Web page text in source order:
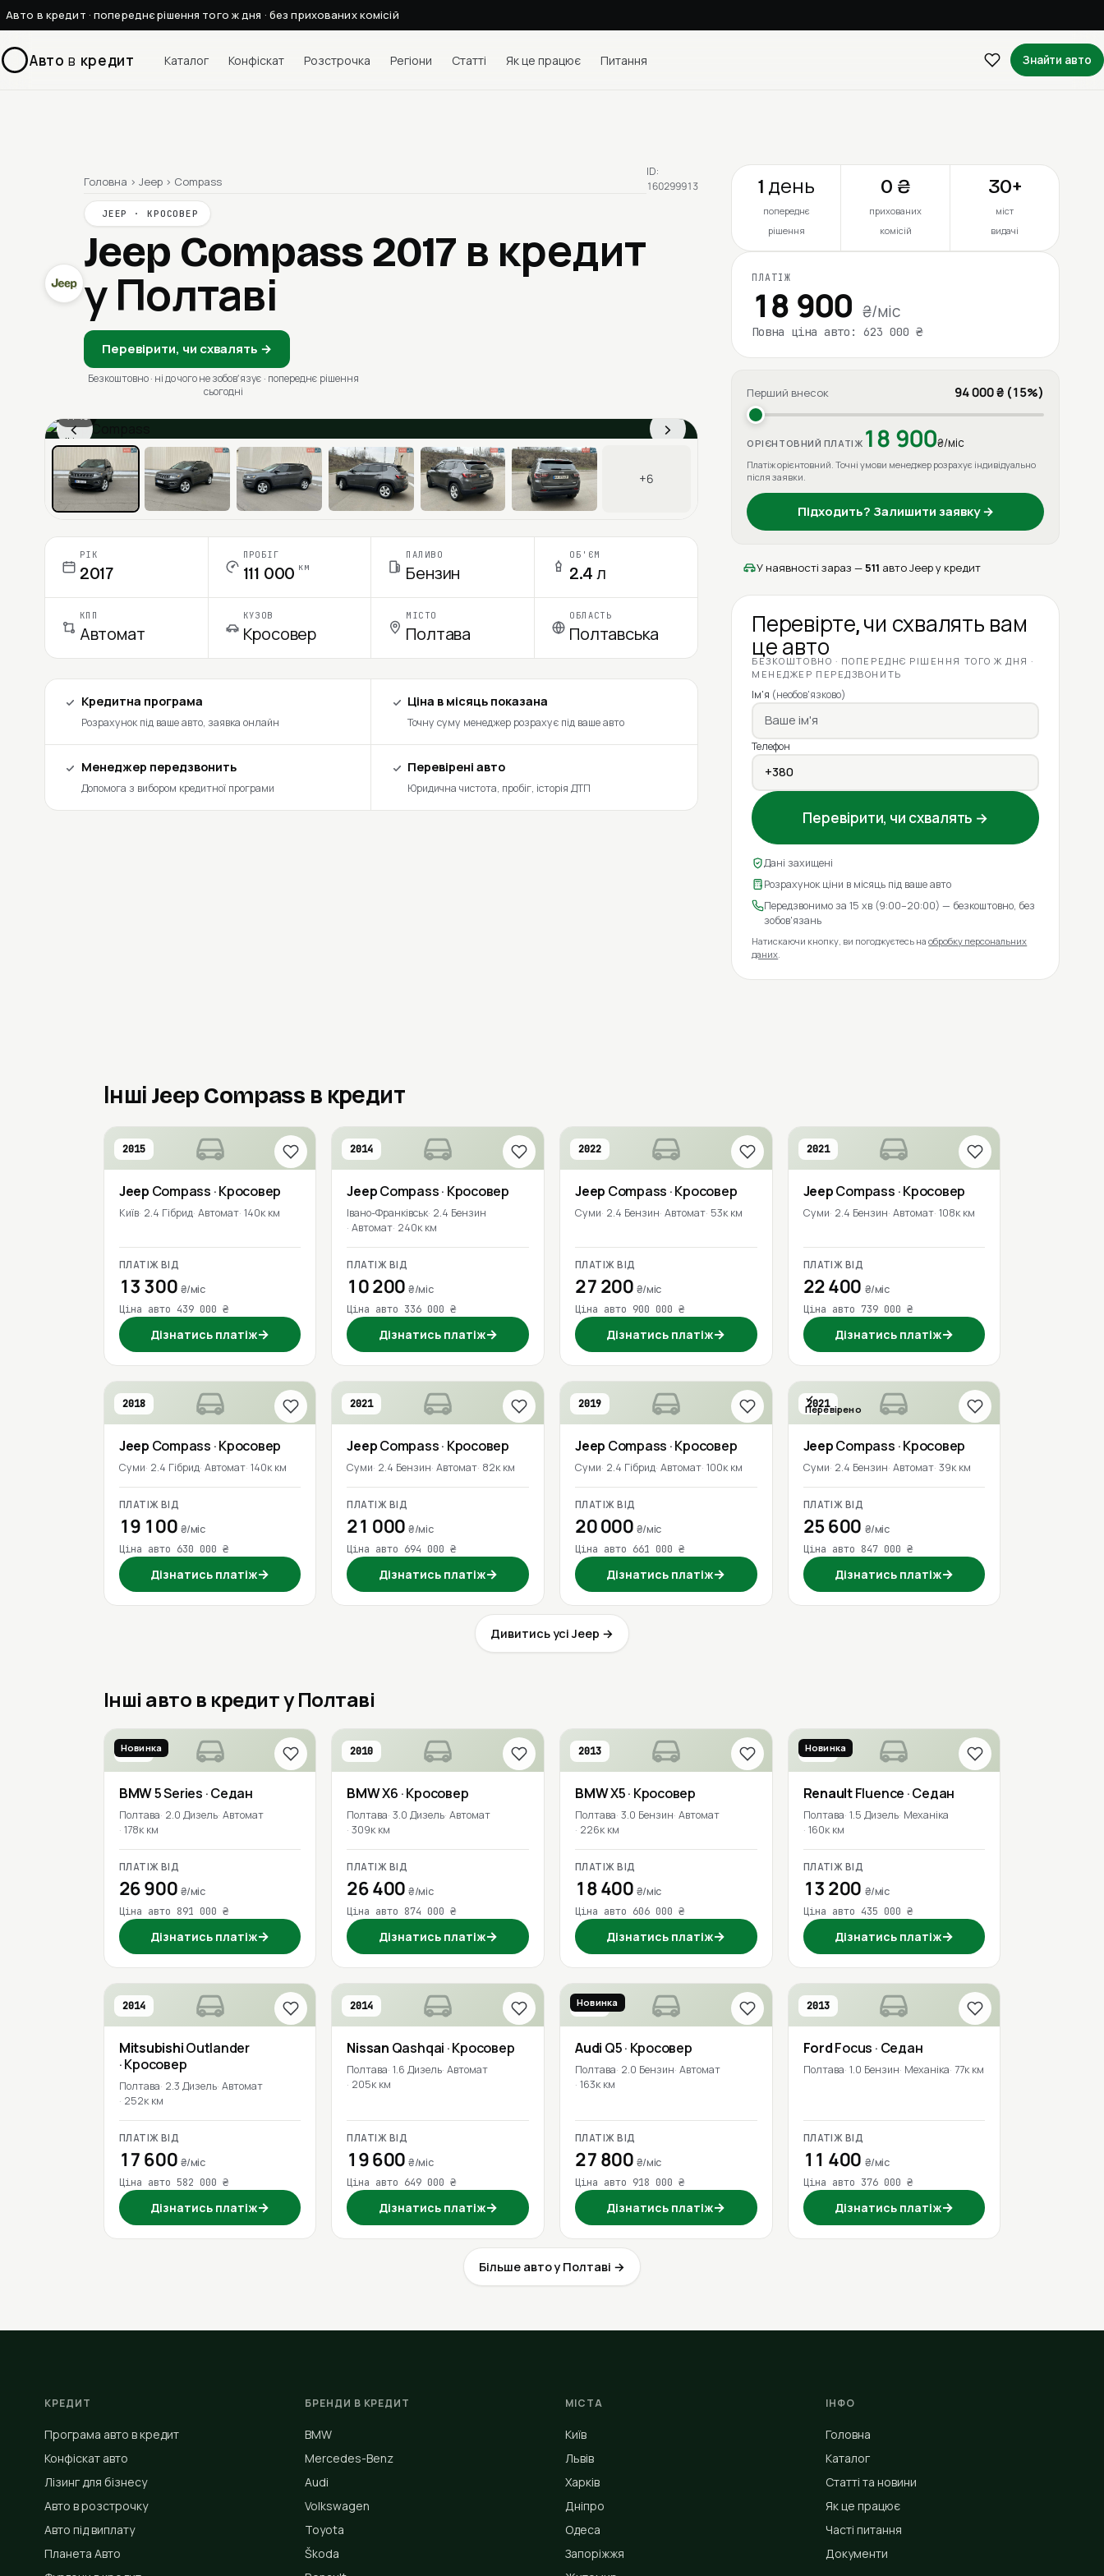
Авто в кредит · попереднє рішення того ж дня · без прихованих комісій
Авто в кредит Каталог Конфіскат Розстрочка Регіони Статті Як це працює Питання Знайти авто
Головна › Jeep › Compass
JEEP · КРОСОВЕР
Jeep Compass 2017 в кредит
у Полтаві
Перевірити, чи схвалять →
Безкоштовно · ні до чого не зобовʼязує · попереднє рішення
сьогодні
ID:
160299913
‹ ›
1 / 13
Ціна в місяць
+6
РІК
2017
ПРОБІГ
111 000 км
ПАЛИВО
Бензин
ОБ'ЄМ
2.4 л
КПП
Автомат
КУЗОВ
Кросовер
МІСТО
Полтава
ОБЛАСТЬ
Полтавська
Кредитна програма
Розрахунок під ваше авто, заявка онлайн
Ціна в місяць показана
Точну суму менеджер розрахує під ваше авто
Менеджер передзвонить
Допомога з вибором кредитної програми
Перевірені авто
Юридична чистота, пробіг, історія ДТП
1 день
попереднє
рішення
0 ₴
прихованих
комісій
30+
міст
видачі
ПЛАТІЖ
18 900 ₴/міс
Повна ціна авто: 623 000 ₴
Перший внесок 94 000 ₴ (15%)
ОРІЄНТОВНИЙ ПЛАТІЖ 18 900₴/міс
Платіж орієнтовний. Точні умови менеджер розрахує індивідуально
після заявки.
Підходить? Залишити заявку →
У наявності зараз —511 авто Jeep у кредит
Перевірте, чи схвалять вам
це авто
БЕЗКОШТОВНО · ПОПЕРЕДНЄ РІШЕННЯ ТОГО Ж ДНЯ ·
МЕНЕДЖЕР ПЕРЕДЗВОНИТЬ
Ім'я (необов'язково)
Телефон
Перевірити, чи схвалять →
Дані захищені
Розрахунок ціни в місяць під ваше авто
Передзвонимо за 15 хв (9:00–20:00) — безкоштовно, без
зобов'язань
Натискаючи кнопку, ви погоджуєтесь наобробку персональних
даних
Інші Jeep Compass в кредит
2015
Jeep Compass · Кросовер
Київ 2.4 Гібрид Автомат 140к км
ПЛАТІЖ ВІД
13 300 ₴/міс
Ціна авто 439 000 ₴
Дізнатись платіж→
2014
JeepCompass· Кросовер
Івано-Франківськ 2.4 Бензин
Автомат 240к км
ПЛАТІЖ ВІД
10 200₴/міс
Ціна авто 336 000 ₴
Дізнатись платіж→
2022
Jeep Compass · Кросовер
Суми 2.4 Бензин Автомат 53к км
ПЛАТІЖ ВІД
27 200 ₴/міс
Ціна авто 900 000 ₴
Дізнатись платіж→
2021
JeepCompass · Кросовер
Суми 2.4 Бензин Автомат 108к км
ПЛАТІЖ ВІД
22 400 ₴/міс
Ціна авто 739 000 ₴
Дізнатись платіж→
2018
Jeep Compass · Кросовер
Суми 2.4 Гібрид Автомат 140к км
ПЛАТІЖ ВІД
19 100 ₴/міс
Ціна авто 630 000 ₴
Дізнатись платіж→
2021
JeepCompass· Кросовер
Суми 2.4 Бензин Автомат 82к км
ПЛАТІЖ ВІД
21 000₴/міс
Ціна авто 694 000 ₴
Дізнатись платіж→
2019
Jeep Compass · Кросовер
Суми 2.4 Гібрид Автомат 100к км
ПЛАТІЖ ВІД
20 000 ₴/міс
Ціна авто 661 000 ₴
Дізнатись платіж→
2021
Перевірено
JeepCompass · Кросовер
Суми 2.4 Бензин Автомат 39к км
ПЛАТІЖ ВІД
25 600 ₴/міс
Ціна авто 847 000 ₴
Дізнатись платіж→
Дивитись усі Jeep →
Інші авто в кредит у Полтаві
2016
Новинка
BMW5 Series · Седан
Полтава 2.0 Дизель Автомат
178к км
ПЛАТІЖ ВІД
26 900 ₴/міс
Ціна авто 891 000 ₴
Дізнатись платіж→
2010
BMWX6 · Кросовер
Полтава 3.0 Дизель Автомат
309к км
ПЛАТІЖ ВІД
26 400₴/міс
Ціна авто 874 000 ₴
Дізнатись платіж→
2013
BMWX5· Кросовер
Полтава 3.0 Бензин Автомат
226к км
ПЛАТІЖ ВІД
18 400 ₴/міс
Ціна авто 606 000 ₴
Дізнатись платіж→
2016
Новинка
RenaultFluence · Седан
Полтава 1.5 Дизель Механіка
160к км
ПЛАТІЖ ВІД
13 200 ₴/міс
Ціна авто 435 000 ₴
Дізнатись платіж→
2014
MitsubishiOutlander
· Кросовер
Полтава 2.3 Дизель Автомат
252к км
ПЛАТІЖ ВІД
17 600 ₴/міс
Ціна авто 582 000 ₴
Дізнатись платіж→
2014
Nissan Qashqai · Кросовер
Полтава 1.6 Дизель Автомат
205к км
ПЛАТІЖ ВІД
19 600₴/міс
Ціна авто 649 000 ₴
Дізнатись платіж→
2018
Новинка
Audi Q5· Кросовер
Полтава 2.0 Бензин Автомат
163к км
ПЛАТІЖ ВІД
27 800 ₴/міс
Ціна авто 918 000 ₴
Дізнатись платіж→
2013
FordFocus · Седан
Полтава 1.0 Бензин Механіка 77к км
ПЛАТІЖ ВІД
11 400 ₴/міс
Ціна авто 376 000 ₴
Дізнатись платіж→
Більше авто у Полтаві →
КРЕДИТ
Програма авто в кредит
Конфіскат авто
Лізинг для бізнесу
Авто в розстрочку
Авто під виплату
Планета Авто
БРЕНДИ В КРЕДИТ
BMW
Mercedes-Benz
Audi
Volkswagen
Toyota
Škoda
МІСТА
Київ
Львів
Харків
Дніпро
Одеса
Запоріжжя
ІНФО
Головна
Каталог
Статті та новини
Як це працює
Часті питання
Документи